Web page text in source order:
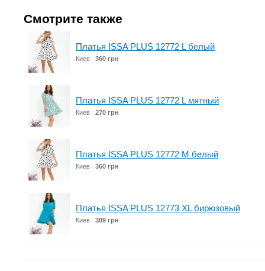
Смотрите также
Платья ISSA PLUS 12772 L белый
Киев 360 грн
Платья ISSA PLUS 12772 L мятный
Киев 270 грн
Платья ISSA PLUS 12772 M белый
Киев 360 грн
Платья ISSA PLUS 12773 XL бирюзовый
Киев 309 грн